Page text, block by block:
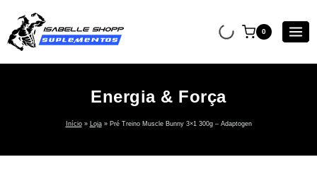
0
Energia & Força
Início» Loja» Pré Treino Muscle Bunny 3×1 300g – Adaptogen